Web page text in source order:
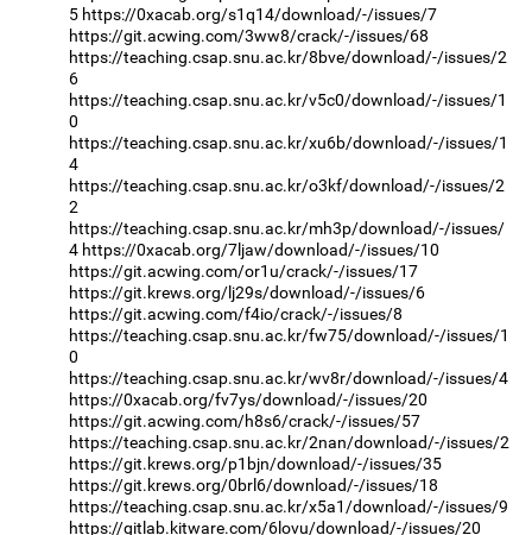
5 https://0xacab.org/s1q14/download/-/issues/7
https://git.acwing.com/3ww8/crack/-/issues/68
https://teaching.csap.snu.ac.kr/8bve/download/-/issues/2
6
https://teaching.csap.snu.ac.kr/v5c0/download/-/issues/1
0
https://teaching.csap.snu.ac.kr/xu6b/download/-/issues/1
4
https://teaching.csap.snu.ac.kr/o3kf/download/-/issues/2
2
https://teaching.csap.snu.ac.kr/mh3p/download/-/issues/
4 https://0xacab.org/7ljaw/download/-/issues/10
https://git.acwing.com/or1u/crack/-/issues/17
https://git.krews.org/lj29s/download/-/issues/6
https://git.acwing.com/f4io/crack/-/issues/8
https://teaching.csap.snu.ac.kr/fw75/download/-/issues/1
0
https://teaching.csap.snu.ac.kr/wv8r/download/-/issues/4
https://0xacab.org/fv7ys/download/-/issues/20
https://git.acwing.com/h8s6/crack/-/issues/57
https://teaching.csap.snu.ac.kr/2nan/download/-/issues/2
https://git.krews.org/p1bjn/download/-/issues/35
https://git.krews.org/0brl6/download/-/issues/18
https://teaching.csap.snu.ac.kr/x5a1/download/-/issues/9
https://gitlab.kitware.com/6lovu/download/-/issues/20